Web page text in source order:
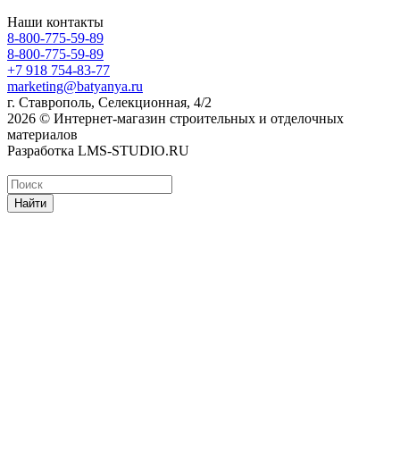
Наши контакты
8-800-775-59-89
8-800-775-59-89
+7 918 754-83-77
marketing@batyanya.ru
г. Ставрополь, Селекционная, 4/2
2026 © Интернет-магазин строительных и отделочных
материалов
Разработка LMS-STUDIO.RU
Найти